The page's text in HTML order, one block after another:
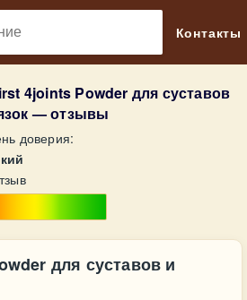
Контакты
4joints Powder для суставов
— отзывы
доверия:
для суставов и